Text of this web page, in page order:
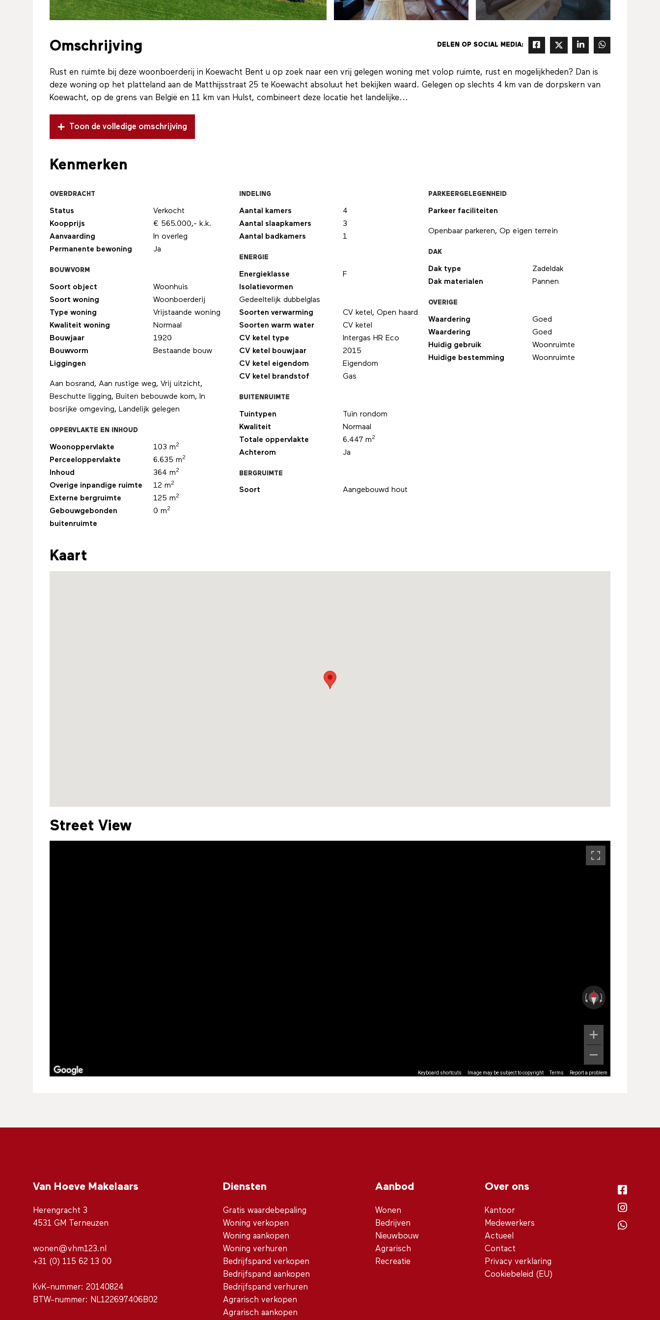
Omschrijving DELEN OP SOCIAL MEDIA:
Rust en ruimte bij deze woonboerderij in Koewacht Bent u op zoek naar een vrij gelegen woning met volop ruimte, rust en mogelijkheden? Dan is
deze woning op het platteland aan de Matthijsstraat 25 te Koewacht absoluut het bekijken waard. Gelegen op slechts 4 km van de dorpskern van
Koewacht, op de grens van België en 11 km van Hulst, combineert deze locatie het landelijke...
Toon de volledige omschrijving
Kenmerken
OVERDRACHT
Status
Verkocht
Koopprijs
€ 565.000,- k.k.
Aanvaarding
In overleg
Permanente bewoning
Ja
BOUWVORM
Soort object
Woonhuis
Soort woning
Woonboerderij
Type woning
Vrijstaande woning
Kwaliteit woning
Normaal
Bouwjaar
1920
Bouwvorm
Bestaande bouw
Liggingen
Aan bosrand, Aan rustige weg, Vrij uitzicht,
Beschutte ligging, Buiten bebouwde kom, In
bosrijke omgeving, Landelijk gelegen
OPPERVLAKTE EN INHOUD
Woonoppervlakte 103 m2
Perceeloppervlakte 6.635 m2
Inhoud 364 m2
Overige inpandige ruimte 12 m2
Externe bergruimte 125 m2
Gebouwgebonden
buitenruimte
0 m2
INDELING
Aantal kamers
4
Aantal slaapkamers
3
Aantal badkamers
1
ENERGIE
Energieklasse
F
Isolatievormen
Gedeeltelijk dubbelglas
Soorten verwarming
CV ketel, Open haard
Soorten warm water
CV ketel
CV ketel type
Intergas HR Eco
CV ketel bouwjaar
2015
CV ketel eigendom
Eigendom
CV ketel brandstof
Gas
BUITENRUIMTE
Tuintypen
Tuin rondom
Kwaliteit
Normaal
Totale oppervlakte
6.447 m2
Achterom Ja
BERGRUIMTE
Soort Aangebouwd hout
PARKEERGELEGENHEID
Parkeer faciliteiten
Openbaar parkeren, Op eigen terrein
DAK
Dak type
Zadeldak
Dak materialen
Pannen
OVERIGE
Waardering
Goed
Waardering
Goed
Huidig gebruik
Woonruimte
Huidige bestemming
Woonruimte
Kaart
Street View
Keyboard shortcuts Image may be subject to copyright Terms Report a problem
Van Hoeve Makelaars
Herengracht 3
4531 GM Terneuzen
wonen@vhm123.nl
+31 (0) 115 62 13 00
KvK-nummer: 20140824
BTW-nummer: NL122697406B02
Diensten
Gratis waardebepaling
Woning verkopen
Woning aankopen
Woning verhuren
Bedrijfspand verkopen
Bedrijfspand aankopen
Bedrijfspand verhuren
Agrarisch verkopen
Agrarisch aankopen
Aanbod
Wonen
Bedrijven
Nieuwbouw
Agrarisch
Recreatie
Over ons
Kantoor
Medewerkers
Actueel
Contact
Privacy verklaring
Cookiebeleid (EU)